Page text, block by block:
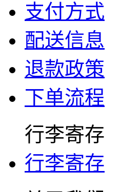
支付方式
配送信息
退款政策
下单流程
行李寄存
行李寄存